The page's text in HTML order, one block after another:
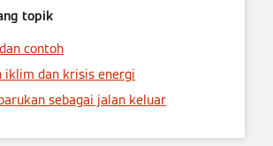
topik
contoh
iklim dan krisis energi
sebagai jalan keluar